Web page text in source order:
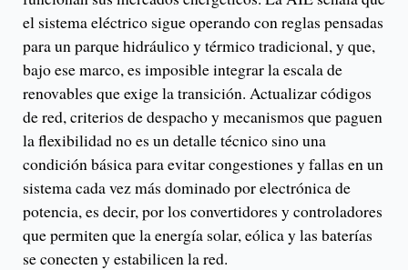
el sistema eléctrico sigue operando con reglas pensadas
para un parque hidráulico y térmico tradicional, y que,
bajo ese marco, es imposible integrar la escala de
renovables que exige la transición. Actualizar códigos
de red, criterios de despacho y mecanismos que paguen
la flexibilidad no es un detalle técnico sino una
condición básica para evitar congestiones y fallas en un
sistema cada vez más dominado por electrónica de
potencia, es decir, por los convertidores y controladores
que permiten que la energía solar, eólica y las baterías
se conecten y estabilicen la red.